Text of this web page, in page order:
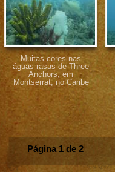
Muitas cores nas
águas rasas de Three
Anchors, em
Montserrat, no Caribe
Página 1 de 2